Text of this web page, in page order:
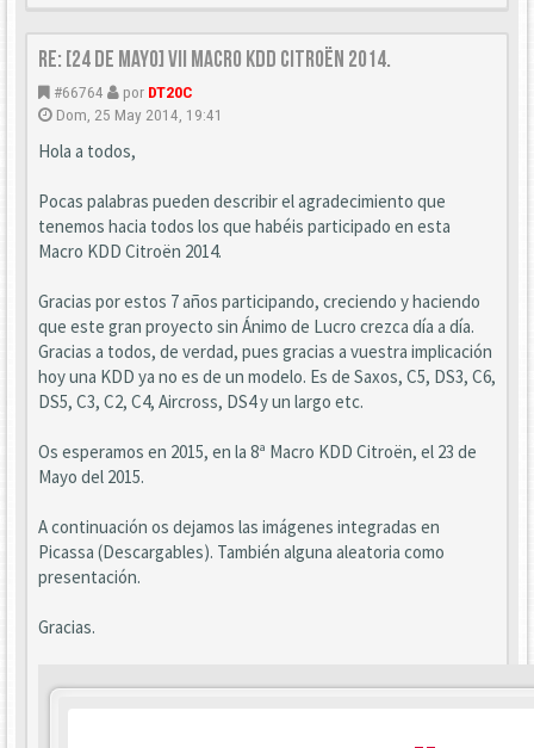
Re: [24 DE MAYO] VII Macro KDD Citroën 2014.
#66764 por DT20C
Dom, 25 May 2014, 19:41
Hola a todos,
Pocas palabras pueden describir el agradecimiento que
tenemos hacia todos los que habéis participado en esta
Macro KDD Citroën 2014.
Gracias por estos 7 años participando, creciendo y haciendo
que este gran proyecto sin Ánimo de Lucro crezca día a día.
Gracias a todos, de verdad, pues gracias a vuestra implicación
hoy una KDD ya no es de un modelo. Es de Saxos, C5, DS3, C6,
DS5, C3, C2, C4, Aircross, DS4 y un largo etc.
Os esperamos en 2015, en la 8ª Macro KDD Citroën, el 23 de
Mayo del 2015.
A continuación os dejamos las imágenes integradas en
Picassa (Descargables). También alguna aleatoria como
presentación.
Gracias.